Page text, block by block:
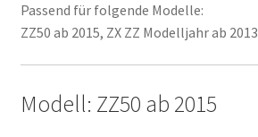
Passend für folgende Modelle:
ZZ50 ab 2015, ZX ZZ Modelljahr ab 2013
Modell: ZZ50 ab 2015